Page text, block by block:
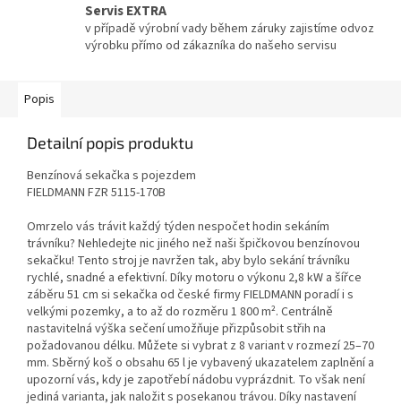
Servis EXTRA
v případě výrobní vady během záruky zajistíme odvoz
výrobku přímo od zákazníka do našeho servisu
Popis
Detailní popis produktu
Benzínová sekačka s pojezdem
FIELDMANN FZR 5115-170B
Omrzelo vás trávit každý týden nespočet hodin sekáním
trávníku? Nehledejte nic jiného než naši špičkovou benzínovou
sekačku! Tento stroj je navržen tak, aby bylo sekání trávníku
rychlé, snadné a efektivní. Díky motoru o výkonu 2,8 kW a šířce
záběru 51 cm si sekačka od české firmy FIELDMANN poradí i s
velkými pozemky, a to až do rozměru 1 800 m². Centrálně
nastavitelná výška sečení umožňuje přizpůsobit střih na
požadovanou délku. Můžete si vybrat z 8 variant v rozmezí 25–70
mm. Sběrný koš o obsahu 65 l je vybavený ukazatelem zaplnění a
upozorní vás, kdy je zapotřebí nádobu vyprázdnit. To však není
jediná varianta, jak naložit s posekanou trávou. Díky nastavení